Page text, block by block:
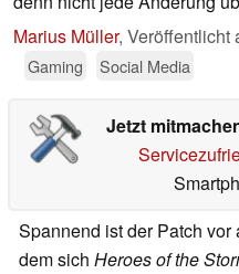
Marius Müller, Veröffentlicht
Gaming Social Media
Jetzt
Spannend ist der Patch
dem sich Heroes of the